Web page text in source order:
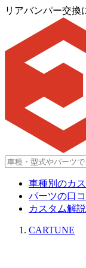
リアバンパー交換
車種別のカ
パーツの口
カスタム解
CARTUNE